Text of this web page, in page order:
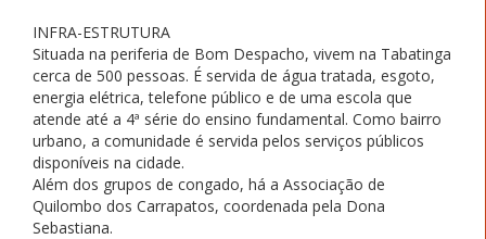
INFRA-ESTRUTURA
Situada na periferia de Bom Despacho, vivem na Tabatinga
cerca de 500 pessoas. É servida de água tratada, esgoto,
energia elétrica, telefone público e de uma escola que
atende até a 4ª série do ensino fundamental. Como bairro
urbano, a comunidade é servida pelos serviços públicos
disponíveis na cidade.
Além dos grupos de congado, há a Associação de
Quilombo dos Carrapatos, coordenada pela Dona
Sebastiana.